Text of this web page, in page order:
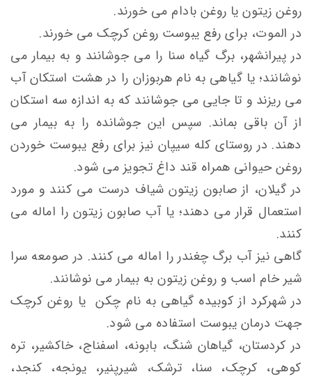
روغن زیتون یا روغن بادام می خورند.
در الموت، برای رفع یبوست روغن کرچک می خورند.
در پیرانشهر، برگ گیاه سنا را می جوشانند و به بیمار می
نوشانند؛ یا گیاهی به نام هربوزان را در هشت استکان آب
می ریزند و تا جایی می جوشانند که به اندازه سه استکان
از آن باقی بماند. سپس این جوشانده را به بیمار می
دهند. در روستای کله سیپان نیز برای رفع یبوست خوردن
روغن حیوانی همراه قند داغ تجویز می شود.
در گیلان، از صابون زیتون شیاف درست می کنند و مورد
استعمال قرار می دهند؛ یا آب صابون زیتون را اماله می
کنند.
گاهی نیز آب برگ چغندر را اماله می کنند. در صومعه سرا
شیر خام اسب و روغن زیتون به بیمار می نوشانند.
در شهرکرد از کوبیده گیاهی به نام چکن یا روغن کرچک
جهت درمان یبوست استفاده می شود.
در کردستان، گیاهان شنگ، بابونه، اسفناج، خاکشیر، تره
کوهی، کرچک، سنا، ترشک، شیرپنیر، یونجه، کنجد،